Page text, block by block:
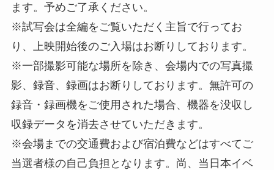
ます。予めご了承ください。
※試写会は全編をご覧いただく主旨で行ってお
り、上映開始後のご入場はお断りしております。
※一部撮影可能な場所を除き、会場内での写真撮
影、録音、録画はお断りしております。無許可の
録音・録画機をご使用された場合、機器を没収し
収録データを消去させていただきます。
※会場までの交通費および宿泊費などはすべてご
当選者様の自己負担となります。尚、当日本イベ